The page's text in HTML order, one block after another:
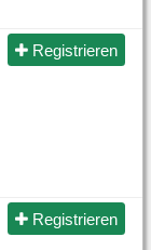
Registrieren
Registrieren